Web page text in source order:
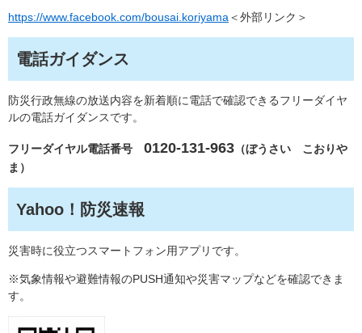
https://www.facebook.com/bousai.koriyama ＜外部リンク＞
電話ガイダンス
防災行政無線の放送内容を新着順に電話で確認できるフリーダイヤ
ルの電話ガイダンスです。
フリーダイヤル電話番号 0120-131-963 （ぼうさい こおりや
ま）
Yahoo！防災速報
災害時に役立つスマートフォン用アプリです。
※気象情報や避難情報のPUSH通知や災害マップなどを確認できま
す。